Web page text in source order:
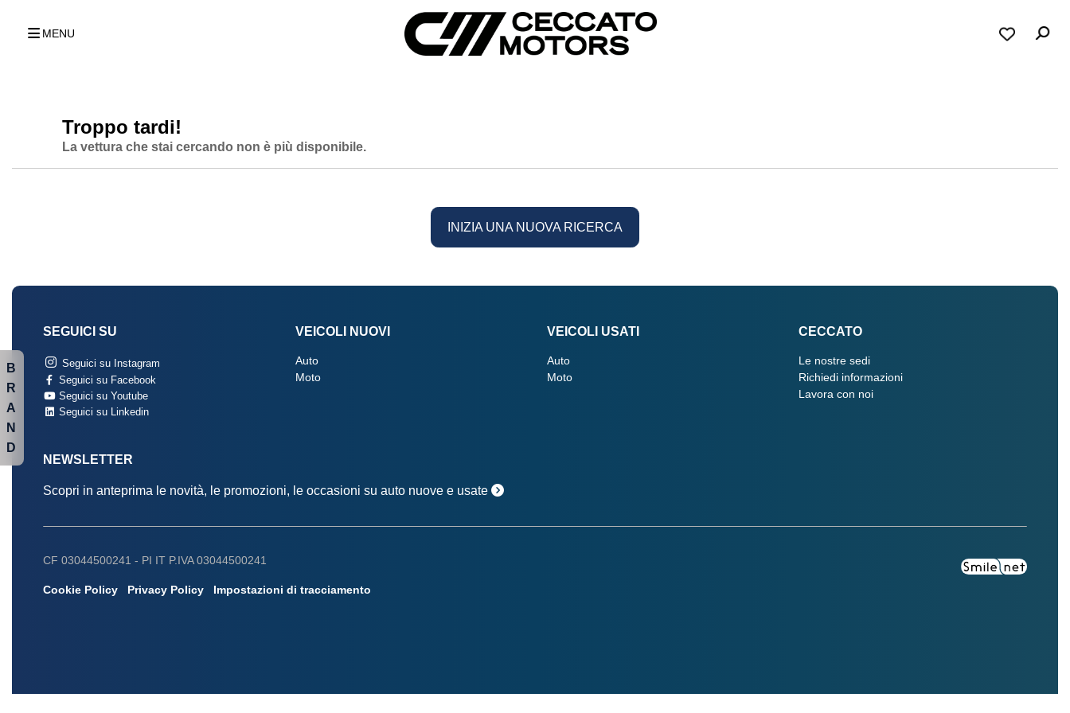
MENU
Troppo tardi!
La vettura che stai cercando non è più disponibile.
INIZIA UNA NUOVA RICERCA
SEGUICI SU
Seguici su Instagram
Seguici su Facebook
Seguici su Youtube
Seguici su Linkedin
VEICOLI NUOVI
Auto
Moto
VEICOLI USATI
Auto
Moto
CECCATO
Le nostre sedi
Richiedi informazioni
Lavora con noi
NEWSLETTER
Scopri in anteprima le novità, le promozioni, le occasioni su auto nuove e usate
CF 03044500241 - PI IT P.IVA 03044500241
Cookie Policy Privacy Policy Impostazioni di tracciamento
B
R
A
N
D